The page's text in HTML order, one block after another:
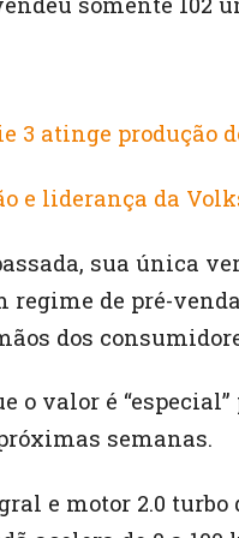
3 atinge produção
e liderança da
sua única
regime de pré-
dos
o valor é
semanas.
e motor 2.0